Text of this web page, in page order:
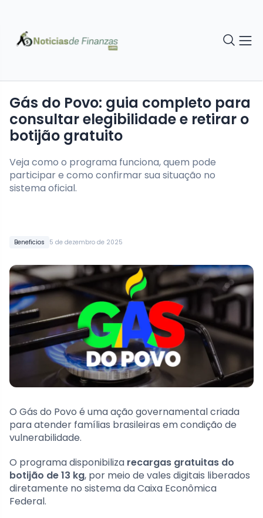
Beneficios 5 de dezembro de 2025
Gás do Povo: guia completo para
consultar elegibilidade e retirar o
botijão gratuito
Veja como o programa funciona, quem pode
participar e como confirmar sua situação no
sistema oficial.
O Gás do Povo é uma ação governamental criada
para atender famílias brasileiras em condição de
vulnerabilidade.
O programa disponibiliza recargas gratuitas do
botijão de 13 kg, por meio de vales digitais liberados
diretamente no sistema da Caixa Econômica
Federal.